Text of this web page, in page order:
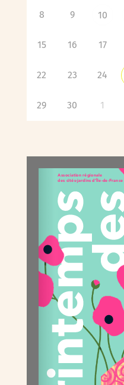
8 9 10
15 16 17
22 23 24
29 30 1